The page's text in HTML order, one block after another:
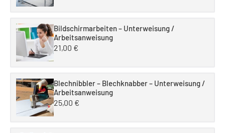
Bildschirmarbeiten – Unterweisung /
Arbeitsanweisung
21,00 €
Blechnibbler – Blechknabber – Unterweisung /
Arbeitsanweisung
25,00 €